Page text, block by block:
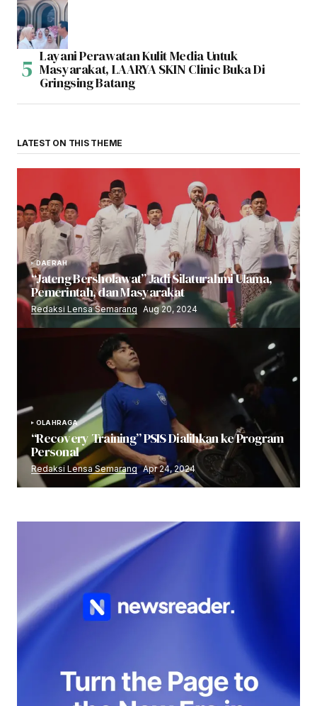
Layani Perawatan Kulit Media Untuk
Masyarakat, LAARYA SKIN Clinic Buka Di
Gringsing Batang
LATEST ON THIS THEME
DAERAH
“Jateng Bersholawat” Jadi Silaturahmi Ulama,
Pemerintah, dan Masyarakat
Redaksi Lensa Semarang Aug 20, 2024
OLAHRAGA
“Recovery Training” PSIS Dialihkan ke Program
Personal
Redaksi Lensa Semarang Apr 24, 2024